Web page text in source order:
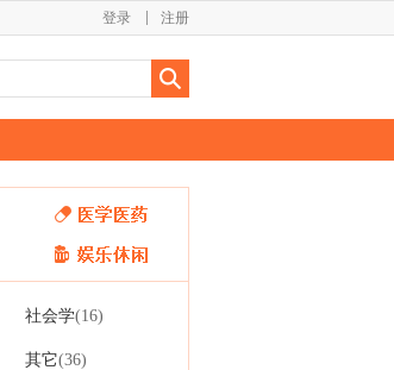
注册
登录
社会学(16)
其它(36)